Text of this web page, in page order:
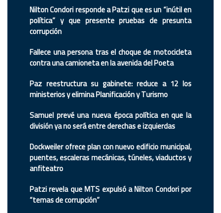
Nilton Condori responde a Patzi que es un “inútil en
política” y que presente pruebas de presunta
corrupción
Fallece una persona tras el choque de motocicleta
contra una camioneta en la avenida del Poeta
Paz reestructura su gabinete: reduce a 12 los
ministerios y elimina Planificación y Turismo
Samuel prevé una nueva época política en que la
división ya no será entre derechas e izquierdas
Dockweiler ofrece plan con nuevo edificio municipal,
puentes, escaleras mecánicas, túneles, viaductos y
anfiteatro
Patzi revela que MTS expulsó a Nilton Condori por
“temas de corrupción”